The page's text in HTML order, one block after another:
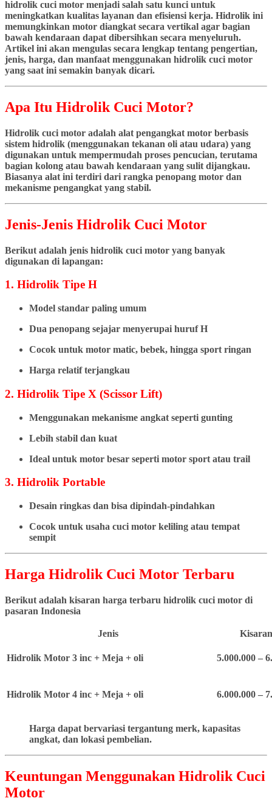
hidrolik cuci motor menjadi salah satu kunci untuk
meningkatkan kualitas layanan dan efisiensi kerja. Hidrolik ini
memungkinkan motor diangkat secara vertikal agar bagian
bawah kendaraan dapat dibersihkan secara menyeluruh.
Artikel ini akan mengulas secara lengkap tentang pengertian,
jenis, harga, dan manfaat menggunakan hidrolik cuci motor
yang saat ini semakin banyak dicari.
Apa Itu Hidrolik Cuci Motor?
Hidrolik cuci motor adalah alat pengangkat motor berbasis
sistem hidrolik (menggunakan tekanan oli atau udara) yang
digunakan untuk mempermudah proses pencucian, terutama
bagian kolong atau bawah kendaraan yang sulit dijangkau.
Biasanya alat ini terdiri dari rangka penopang motor dan
mekanisme pengangkat yang stabil.
Jenis-Jenis Hidrolik Cuci Motor
Berikut adalah jenis hidrolik cuci motor yang banyak
digunakan di lapangan:
1. Hidrolik Tipe H
Model standar paling umum
Dua penopang sejajar menyerupai huruf H
Cocok untuk motor matic, bebek, hingga sport ringan
Harga relatif terjangkau
2. Hidrolik Tipe X (Scissor Lift)
Menggunakan mekanisme angkat seperti gunting
Lebih stabil dan kuat
Ideal untuk motor besar seperti motor sport atau trail
3. Hidrolik Portable
Desain ringkas dan bisa dipindah-pindahkan
Cocok untuk usaha cuci motor keliling atau tempat
sempit
Harga Hidrolik Cuci Motor Terbaru
Berikut adalah kisaran harga terbaru hidrolik cuci motor di
pasaran Indonesia
Jenis
Hidrolik Motor 3 inc + Meja + oli 5.000.000 –
Hidrolik Motor 4 inc + Meja + oli 6.000.000 –
Harga dapat bervariasi tergantung merk, kapasitas
angkat, dan lokasi pembelian.
Keuntungan Menggunakan Hidrolik Cuci
Motor